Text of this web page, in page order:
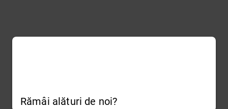
Rămâi alături de noi?